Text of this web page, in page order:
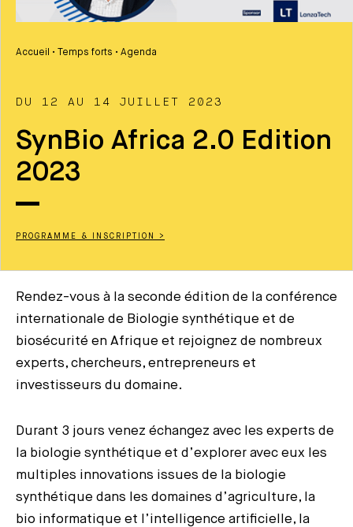
Accueil • Temps forts • Agenda
DU 12 AU 14 JUILLET 2023
SynBio Africa 2.0 Edition
2023
PROGRAMME & INSCRIPTION >
Rendez-vous à la seconde édition de la conférence
internationale de Biologie synthétique et de
biosécurité en Afrique et rejoignez de nombreux
experts, chercheurs, entrepreneurs et
investisseurs du domaine.
Durant 3 jours venez échangez avec les experts de
la biologie synthétique et d’explorer avec eux les
multiples innovations issues de la biologie
synthétique dans les domaines d’agriculture, la
bio informatique et l’intelligence artificielle, la